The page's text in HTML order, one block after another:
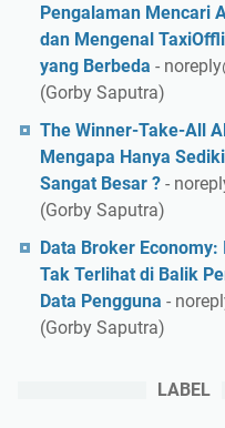
Pengalaman Mencari
dan Mengenal
yang Berbeda -
(Gorby Saputra)
The Winner-Take-All
Mengapa Hanya
Sangat Besar ? -
(Gorby Saputra)
Data Broker
Tak Terlihat di Balik
Data Pengguna -
(Gorby Saputra)
LABEL